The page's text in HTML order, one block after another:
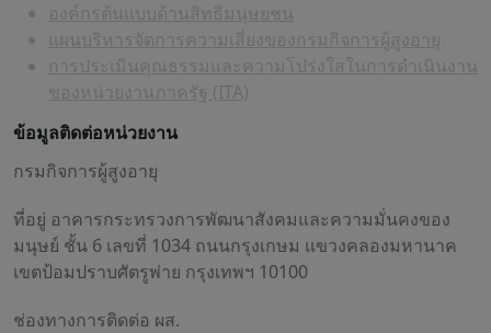
องค์กรต้นแบบด้านสิทธิมนุษยชน
แผนบริหารจัดการความเสี่ยงของกรมกิจการผู้สูงอายุ
การประเมินคุณธรรมและความโปร่งใสในการดำเนินงาน
ของหน่วยงานภาครัฐ (ITA)
ข้อมูลติดต่อหน่วยงาน
กรมกิจการผู้สูงอายุ
ที่อยู่ อาคารกระทรวงการพัฒนาสังคมและความมั่นคงของ
มนุษย์ ชั้น 6 เลขที่ 1034 ถนนกรุงเกษม แขวงคลองมหานาค
เขตป้อมปราบศัตรูพ่าย กรุงเทพฯ 10100
ช่องทางการติดต่อ ผส.